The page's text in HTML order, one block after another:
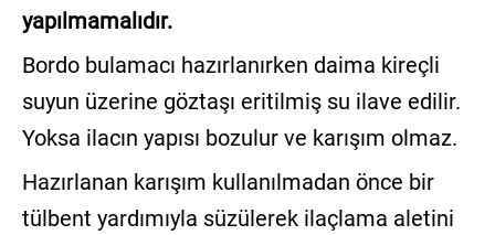
yapılmamalıdır.
Bordo bulamacı hazırlanırken daima kireçli
suyun üzerine göztaşı eritilmiş su ilave edilir.
Yoksa ilacın yapısı bozulur ve karışım olmaz.
Hazırlanan karışım kullanılmadan önce bir
tülbent yardımıyla süzülerek ilaçlama aletini